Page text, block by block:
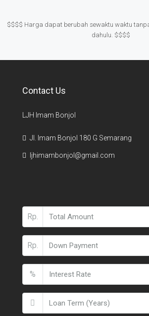
$$$$ Harga dapat berubah sewaktu waktu
dahulu. $$$$
Contact Us
LJH Imam Bonjol
Jl. Imam Bonjol 180 G Semarang
ljhimambonjol@gmail.com
Rp.
Rp.
%